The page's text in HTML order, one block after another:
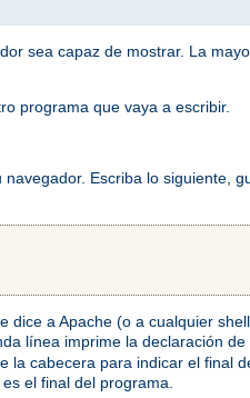
sea capaz de mostrar. La
programa que vaya a escribir.
Escriba lo siguiente,
a Apache (o a cualquier
línea imprime la declaración
cabecera para indicar el final
el final del programa.